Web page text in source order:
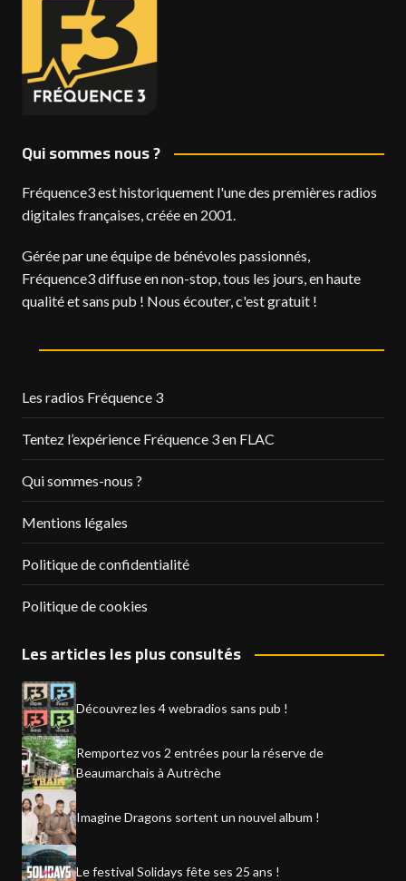
Qui sommes nous ?
Fréquence3 est historiquement l'une des premières radios
digitales françaises, créée en 2001.
Gérée par une équipe de bénévoles passionnés,
Fréquence3 diffuse en non-stop, tous les jours, en haute
qualité et sans pub ! Nous écouter, c'est gratuit !
Les radios Fréquence 3
Tentez l’expérience Fréquence 3 en FLAC
Qui sommes-nous ?
Mentions légales
Politique de confidentialité
Politique de cookies
Les articles les plus consultés
Découvrez les 4 webradios sans pub !
Remportez vos 2 entrées pour la réserve de
Beaumarchais à Autrèche
Imagine Dragons sortent un nouvel album !
Le festival Solidays fête ses 25 ans !